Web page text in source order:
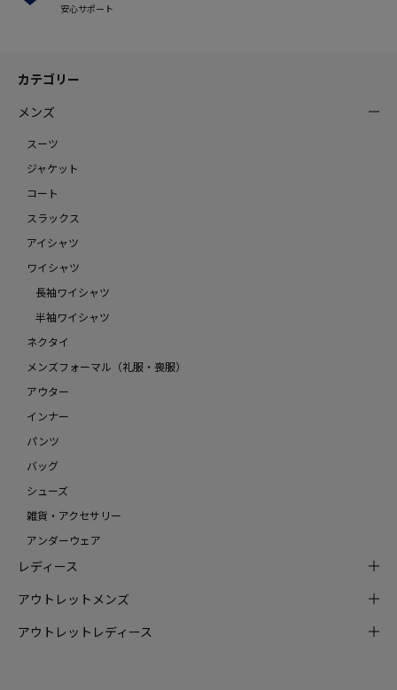
安心サポート
カテゴリー
メンズ
スーツ
ジャケット
コート
スラックス
アイシャツ
ワイシャツ
長袖ワイシャツ
半袖ワイシャツ
ネクタイ
メンズフォーマル（礼服・喪服）
アウター
インナー
パンツ
バッグ
シューズ
雑貨・アクセサリー
アンダーウェア
レディース
アウトレットメンズ
アウトレットレディース